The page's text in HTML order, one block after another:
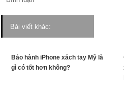
Bài viết khác:
Bảo hành iPhone xách tay Mỹ là
gì có tốt hơn không?